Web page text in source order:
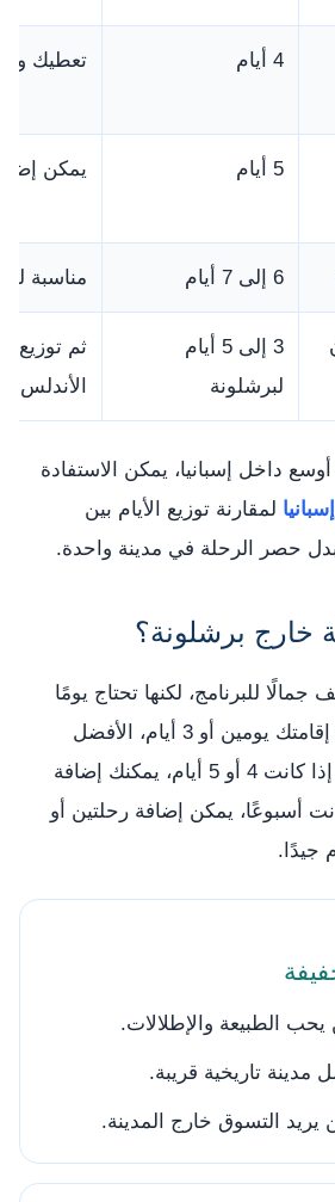
4 أيام تعطيك
5 أيام يمكن
6 إلى 7 أيام مناسبة
3 إلى 5 أيام
لبرشلونة
ثم توزيع
الأندلس.
داخل إسبانيا، يمكن الاستفادة
لمقارنة توزيع الأيام بين
حصر الرحلة في مدينة واحدة.
خارج برشلونة؟
جمالًا للبرنامج، لكنها تحتاج يومًا
مستقلًا غالبًا. إذا كانت إقامتك يومين أو 3 أيام، الأفضل
التركيز على برشلونة. إذا كانت 4 أو 5 أيام، يمكنك إضافة
أسبوعًا، يمكن إضافة رحلتين أو
جيدًا.
الطبيعة والإطلالات.
مدينة تاريخية قريبة.
يريد التسوق خارج المدينة.